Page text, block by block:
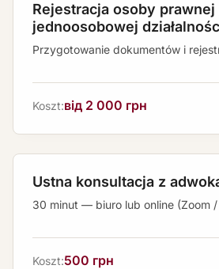
Rejestracja osoby prawnej
jednoosobowej
Przygotowanie dokumentów i
Koszt:від 2 000 грн
Ustna konsultacja z
30 minut — biuro lub online (Zoom
Koszt:500 грн